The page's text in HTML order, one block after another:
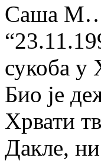
Саша М…
сукоба у
Био је
Хрвати
Дакле,